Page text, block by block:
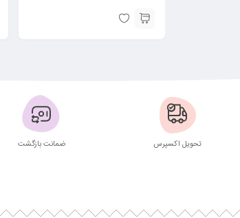
تحویل اکسپرس ضمانت بازگشت